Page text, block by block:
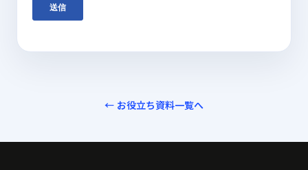
← お役立ち資料一覧へ